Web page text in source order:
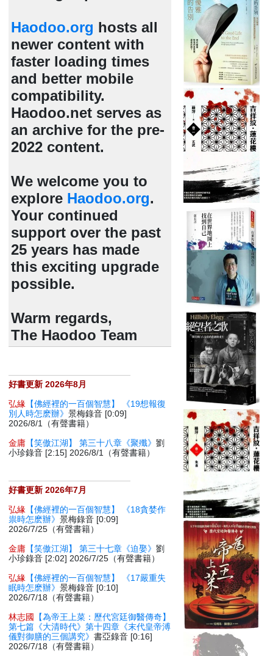
Haodoo.org hosts all
newer content with
faster loading times
and better mobile
compatibility.
Haodoo.net serves as
an archive for the pre-
2022 content.
We welcome you to
explore Haodoo.org.
Your continued
support over the past
25 years has made
this exciting upgrade
possible.
Warm regards,
The Haodoo Team
好書更新 2026年8月
弘緣 【佛經裡的一百個智慧】 《19想報復
別人時怎麽辦》景梅錄音 [0:09]
2026/8/1（有聲書籍）
金庸 【笑傲江湖】 第三十八章《聚殲》劉
小珍錄音 [2:15] 2026/8/1（有聲書籍）
好書更新 2026年7月
弘緣 【佛經裡的一百個智慧】 《18貪婪作
祟時怎麽辦》景梅錄音 [0:09]
2026/7/25（有聲書籍）
金庸 【笑傲江湖】 第三十七章《迫娶》劉
小珍錄音 [2:02] 2026/7/25（有聲書籍）
弘緣 【佛經裡的一百個智慧】 《17嚴重失
眠時怎麽辦》景梅錄音 [0:10]
2026/7/18（有聲書籍）
林志國
【為帝王上菜：歷代宮廷御醫傳奇】
第七篇《大清時代》第十四章《末代皇帝溥
儀對御膳的三個講究》書亞錄音 [0:16]
2026/7/18（有聲書籍）